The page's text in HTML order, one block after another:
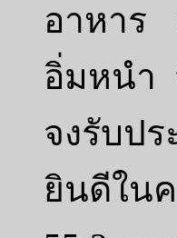
อาหาร
อิ่มหนำ
จงรับป
ยินดีใน